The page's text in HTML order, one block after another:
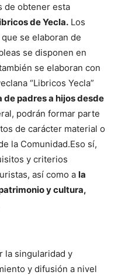
de obtener esta
de Yecla. Los
se elaboran de
se disponen en
se elaboran con
“Libricos Yecla”
padres a hijos desde
podrán formar parte
de carácter material o
la Comunidad.Eso sí,
y criterios
así como a la
y cultura,
la singularidad y
y difusión a nivel